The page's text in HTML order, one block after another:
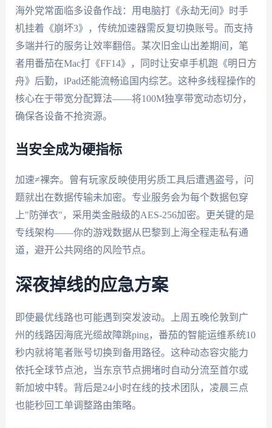
海外党常面临多设备作战：用电脑打《永劫无间》时手
机挂着《崩坏3》，传统加速器需反复切换账号。而支持
多端并行的服务让效率翻倍。某次旧金山出差期间，笔
者用番茄在Mac打《FF14》，同时让安卓手机跑《明日方
舟》后勤，iPad还能流畅追国内综艺。这种多线程操作的
核心在于带宽分配算法——将100M独享带宽动态切分，
确保各设备不抢资源。
当安全成为硬指标
加速≠裸奔。曾有玩家反映使用劣质工具后遭遇盗号，问
题就出在数据传输未加密。专业服务会为每个数据包穿
上"防弹衣"，采用类金融级的AES-256加密。更关键的是
专线架构——你的游戏数据从巴黎到上海全程走私有通
道，避开公共网络的风险节点。
深夜掉线的应急方案
即使最优线路也可能遇到突发波动。上周五晚伦敦到广
州的线路因海底光缆故障跳ping，番茄的智能运维系统10
秒内就将笔者账号切换到备用路径。这种动态容灾能力
依托全球节点池，当东京节点拥堵时自动分流至首尔或
新加坡中转。背后是24小时在线的技术团队，凌晨三点
也能秒回工单调整路由策略。